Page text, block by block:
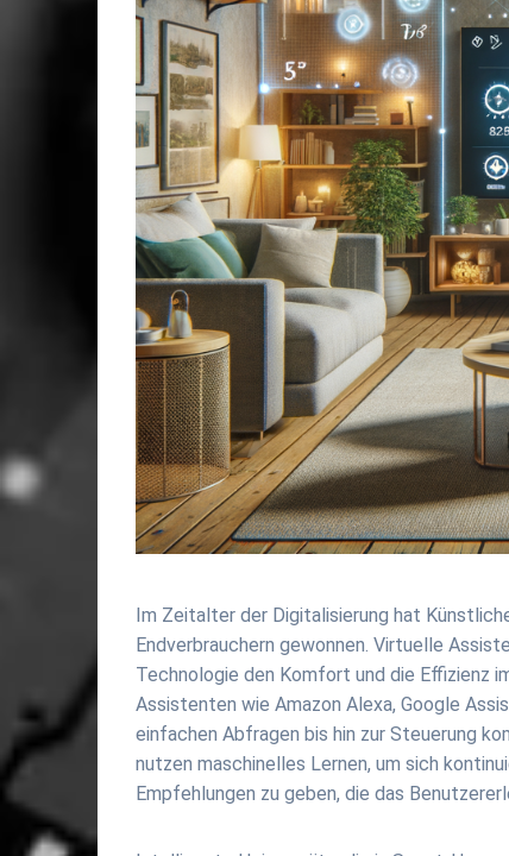
Im Zeitalter der Digitalisierung hat
Endverbrauchern gewonnen. Virtuelle
Technologie den Komfort und die Effizienz
Assistenten wie Amazon Alexa, Google
einfachen Abfragen bis hin zur Steuerung
nutzen maschinelles Lernen, um sich
Empfehlungen zu geben, die das